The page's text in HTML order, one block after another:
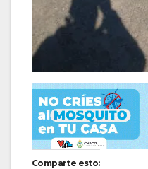
Comparte esto: